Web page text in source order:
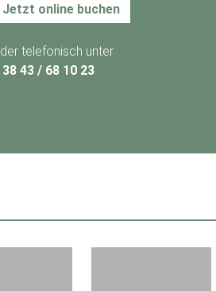
Jetzt online buchen
telefonisch unter
38 43 / 68 10 23